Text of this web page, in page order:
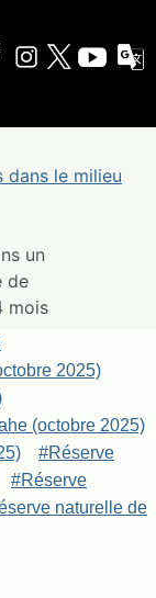
le milieu
un
de
mois
2025)
(octobre 2025)
#Réserve
#Réserve
naturelle de